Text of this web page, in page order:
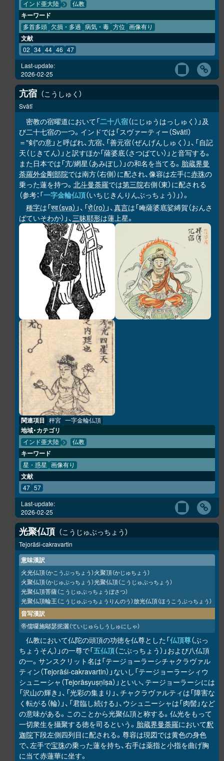
インド亜大陸 仏教
キーワード
多首多頭 欠損・多過 病気・毒 方位 画像有り
文献
02 34 44 46 47
Last-update:
2026-02-25
亢宿 こうしゅく
Svātī
密教の宿曜道において「二十八宿（にじゅうはっしゅく）」及
び二十七宿の一つ。インドでは「スヴァーティー（Svātī）
＝"剣"の意」と呼ばれ、亢宿、「善元宿（ぜんげんしゅく）」、「自記
天（じきてん）」と訳すほか「薩婆底（さつばてい）」と音写する。
また日本では「亢/網星（あみぼし）」の和名を当てる。 胎蔵界曼
荼羅外金剛部院では南方（右側）に配され、像容は左手に赤珠の
乗った蓮を持つ。 北斗曼荼羅では第三院右側（東）に配される
（参考：「一字金輪仏頂（いちじきんりんぶっちょう）」）。
種字は「स्व（sva） 」、「रो（ro） 」、真言は「唵薩婆底娑縛賀（おんさ
ばていそわか）」、三昧耶形は蓮上星。
関連項目 秤宮 一字金輪仏頂
地域・カテゴリ
インド亜大陸 仏教
キーワード
星・惑星 画像有り
文献
47 57
Last-update:
2026-02-25
光聚仏頂 こうじゅぶっちょう
Tejorāśi-cakravartin
意味漢訳
火光仏頂（かこうぶっちょう）火聚頂（かじゅちょう）
火聚仏頂（かじゅぶっちょう）光聚仏頂（こうじゅぶっちょう）
光聚仏頂菩薩（こうじゅぶっちょうぼさつ）
光聚仏頂輪王（こうじゅぶっちょうりんのう）放光仏頂（ほうこうぶっちょう）
音写漢訳
帝儒囉施鄔瑟抳灑（ていじゅらしうしゅにしゃ）
仏教において仏陀の頭頂の功徳を仏尊とした「仏頂尊（ぶっ
ちょうそん）」の一尊で「五仏頂（ごぶっちょう）」および八仏頂
の一。サンスクリット名は「テージョーラーシチャクラヴァル
ティン（Tejorāśi-cakravartin）」ないし「テージョーラーシィウ
シュニーシャ（Tejorāsyuṣṇīṣa）」といい、テージョーラーシには
「沢山の輝き」、「光彩の集まり」、チャクラヴァルティは「障害な
く転がる（輪）」、「君臨し続ける」、ウシュニーシャは「肉髻」など
の意味がある。このことから光聚仏頂と称する。仏光をもって
一切衆生を攝聚する徳を司るという。 胎蔵界曼荼羅において釈
迦院下段左側四列目に配される。尊容は現図では黄色の身色
で、左手で宝珠の乗った蓮を持ち、右手は薬指と小指を曲げ胸
に当て赤蓮華に坐す。